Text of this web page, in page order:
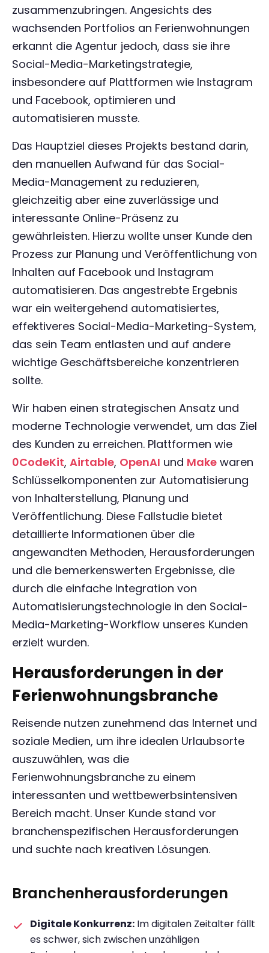
zusammenzubringen. Angesichts des
wachsenden Portfolios an Ferienwohnungen
erkannt die Agentur jedoch, dass sie ihre
Social-Media-Marketingstrategie,
insbesondere auf Plattformen wie Instagram
und Facebook, optimieren und
automatisieren musste.
Das Hauptziel dieses Projekts bestand darin,
den manuellen Aufwand für das Social-
Media-Management zu reduzieren,
gleichzeitig aber eine zuverlässige und
interessante Online-Präsenz zu
gewährleisten. Hierzu wollte unser Kunde den
Prozess zur Planung und Veröffentlichung von
Inhalten auf Facebook und Instagram
automatisieren. Das angestrebte Ergebnis
war ein weitergehend automatisiertes,
effektiveres Social-Media-Marketing-System,
das sein Team entlasten und auf andere
wichtige Geschäftsbereiche konzentrieren
sollte.
Wir haben einen strategischen Ansatz und
moderne Technologie verwendet, um das Ziel
des Kunden zu erreichen. Plattformen wie
0CodeKit, Airtable, OpenAI und Make waren
Schlüsselkomponenten zur Automatisierung
von Inhalterstellung, Planung und
Veröffentlichung. Diese Fallstudie bietet
detaillierte Informationen über die
angewandten Methoden, Herausforderungen
und die bemerkenswerten Ergebnisse, die
durch die einfache Integration von
Automatisierungstechnologie in den Social-
Media-Marketing-Workflow unseres Kunden
erzielt wurden.
Herausforderungen in der
Ferienwohnungsbranche
Reisende nutzen zunehmend das Internet und
soziale Medien, um ihre idealen Urlaubsorte
auszuwählen, was die
Ferienwohnungsbranche zu einem
interessanten und wettbewerbsintensiven
Bereich macht. Unser Kunde stand vor
branchenspezifischen Herausforderungen
und suchte nach kreativen Lösungen.
Branchenherausforderungen
Digitale Konkurrenz: Im digitalen Zeitalter fällt
es schwer, sich zwischen unzähligen